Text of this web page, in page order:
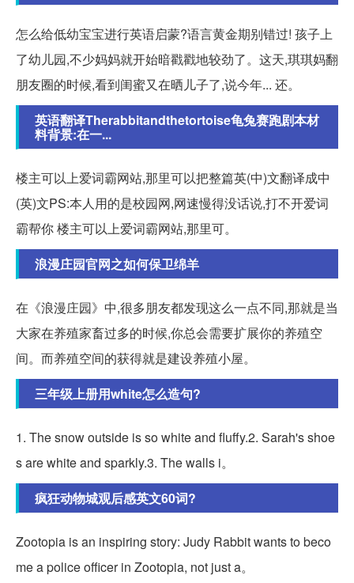
怎么给低幼宝宝进行英语启蒙?语言黄金期别错过! 孩子上
了幼儿园,不少妈妈就开始暗戳戳地较劲了。这天,琪琪妈翻
朋友圈的时候,看到闺蜜又在晒儿子了,说今年... 还。
英语翻译Therabbitandthetortoise龟兔赛跑剧本材
料背景:在一...
楼主可以上爱词霸网站,那里可以把整篇英(中)文翻译成中
(英)文PS:本人用的是校园网,网速慢得没话说,打不开爱词
霸帮你 楼主可以上爱词霸网站,那里可。
浪漫庄园官网之如何保卫绵羊
在《浪漫庄园》中,很多朋友都发现这么一点不同,那就是当
大家在养殖家畜过多的时候,你总会需要扩展你的养殖空
间。而养殖空间的获得就是建设养殖小屋。
三年级上册用white怎么造句?
1. The snow outside is so white and fluffy.2. Sarah's shoe
s are white and sparkly.3. The walls i。
疯狂动物城观后感英文60词?
Zootopia is an inspiring story: Judy Rabbit wants to beco
me a police officer in Zootopia, not just a。